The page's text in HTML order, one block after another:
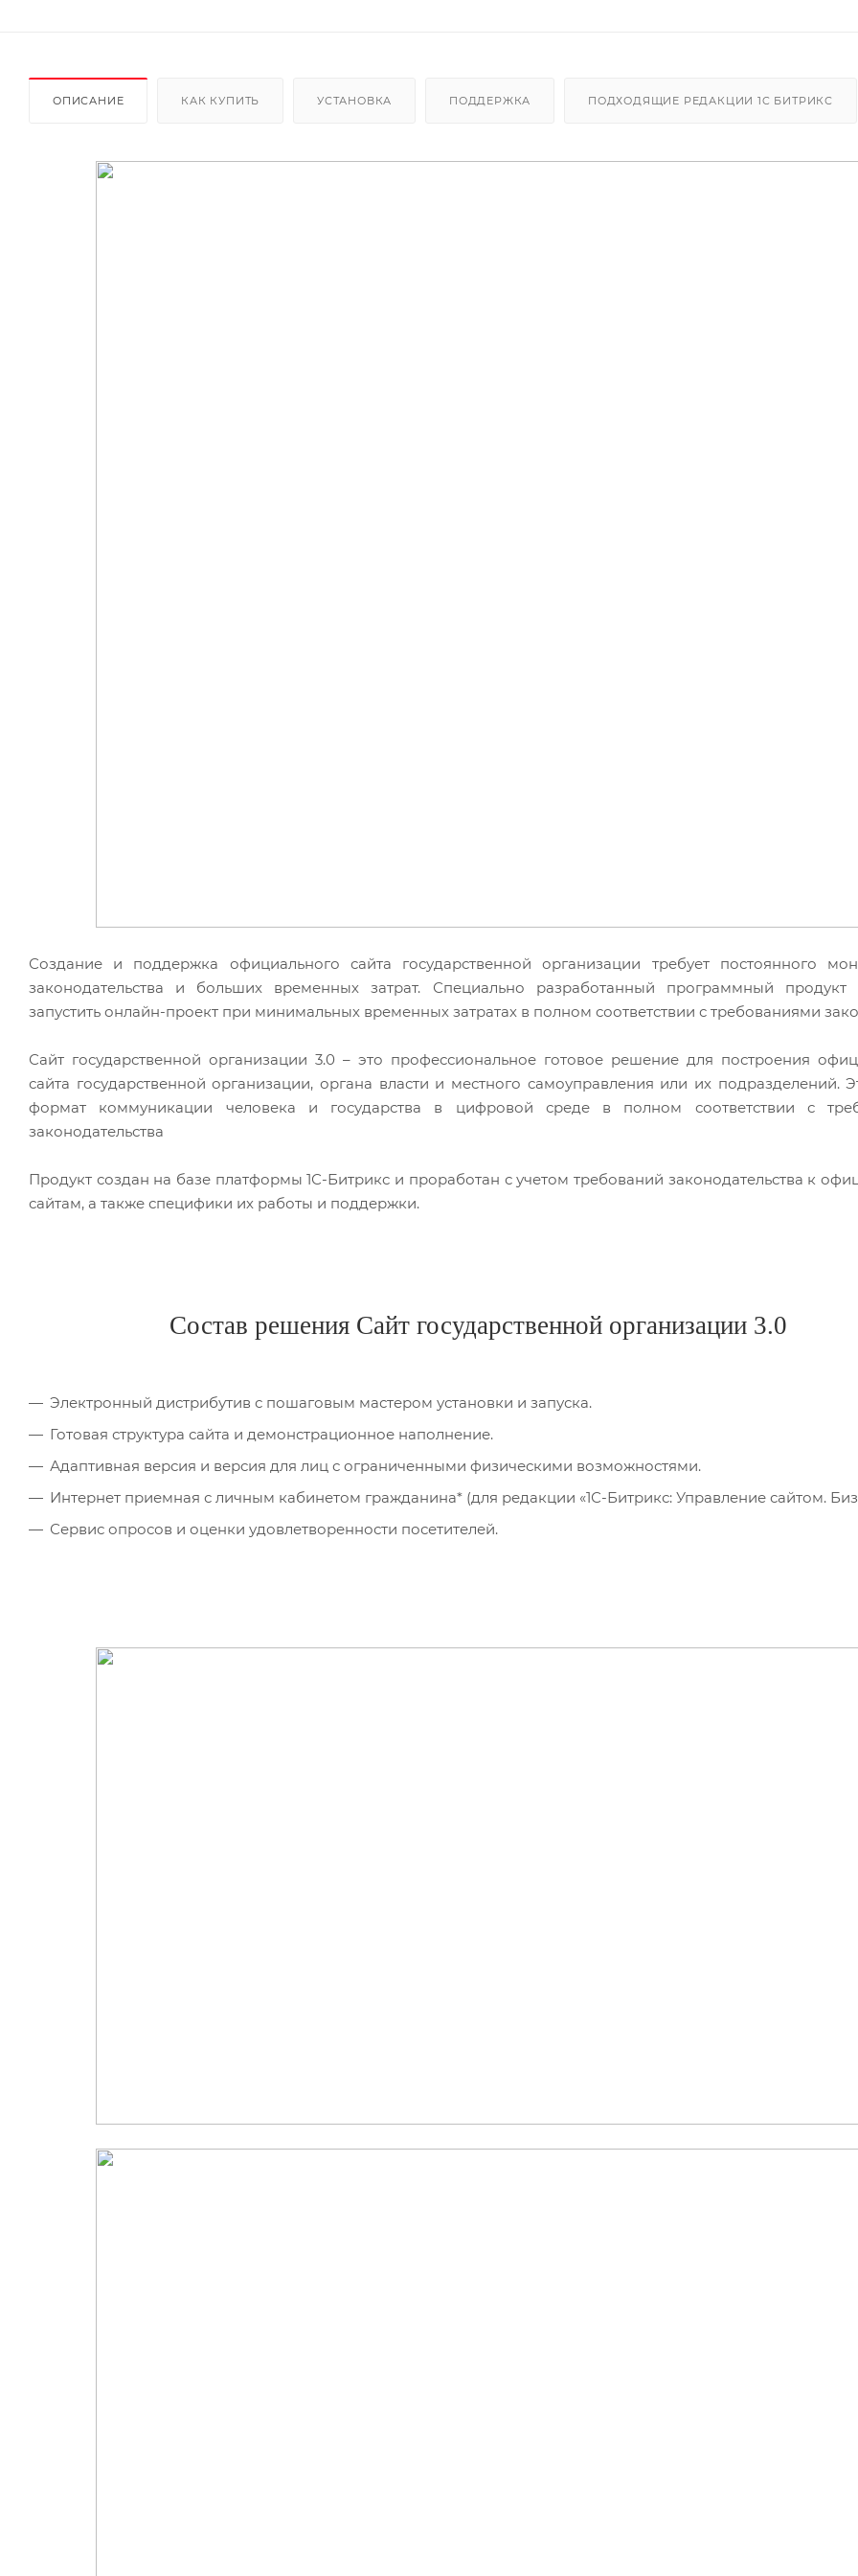
ОПИСАНИЕ КАК КУПИТЬ УСТАНОВКА ПОДДЕРЖКА ПОДХОДЯЩИЕ РЕДАКЦИИ 1C БИТРИКС
Создание и поддержка официального сайта государственной организации требует постоянного
законодательства и больших временных затрат. Специально разработанный программный продукт
запустить онлайн-проект при минимальных временных затратах в полном соответствии с требованиями
Сайт государственной организации 3.0 – это профессиональное готовое решение для построения
сайта государственной организации, органа власти и местного самоуправления или их подразделений.
формат коммуникации человека и государства в цифровой среде в полном соответствии с
законодательства
Продукт создан на базе платформы 1С-Битрикс и проработан с учетом требований законодательства к
сайтам, а также специфики их работы и поддержки.
Состав решения Сайт государственной организации 3.0
Электронный дистрибутив с пошаговым мастером установки и запуска.
Готовая структура сайта и демонстрационное наполнение.
Адаптивная версия и версия для лиц с ограниченными физическими возможностями.
Интернет приемная с личным кабинетом гражданина* (для редакции «1С-Битрикс: Управление сайтом.
Сервис опросов и оценки удовлетворенности посетителей.